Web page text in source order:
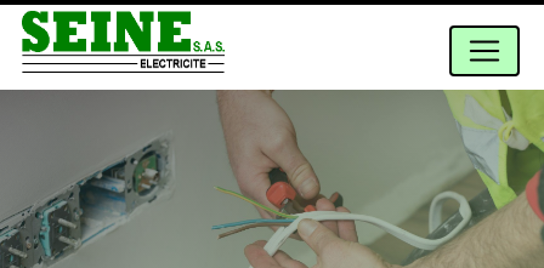
Panneau de gestion des cookies